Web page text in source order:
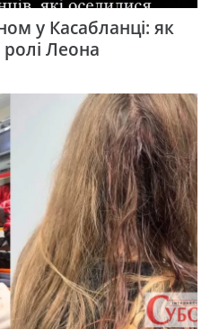
у Касабланці: як
Леона